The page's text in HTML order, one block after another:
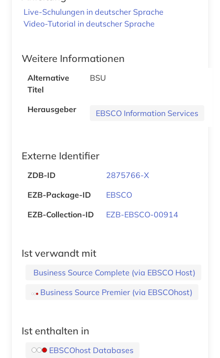
Live-Schulungen in deutscher Sprache
Video-Tutorial in deutscher Sprache
Weitere Informationen
Alternative
Titel
BSU
Herausgeber EBSCO Information Services
Externe Identifier
ZDB-ID
2875766-X
EZB-Package-ID
EBSCO
EZB-Collection-ID
EZB-EBSCO-00914
Ist verwandt mit
Business Source Complete (via EBSCO Host)
Business Source Premier (via EBSCOhost)
Ist enthalten in
EBSCOhost Databases